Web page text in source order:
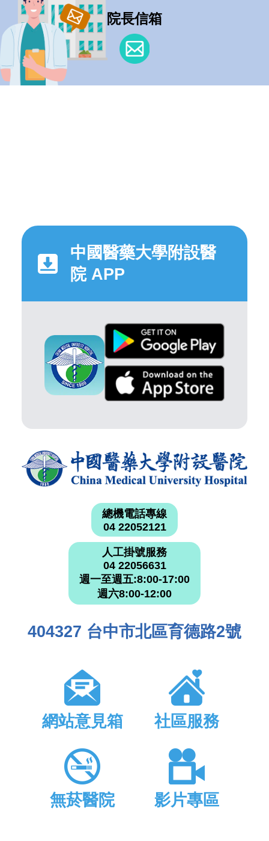
院長信箱
中國醫藥大學附設醫
院 APP
總機電話專線
04 22052121
人工掛號服務
04 22056631
週一至週五:8:00-17:00
週六8:00-12:00
404327 台中市北區育德路2號
網站意見箱 社區服務
無菸醫院 影片專區